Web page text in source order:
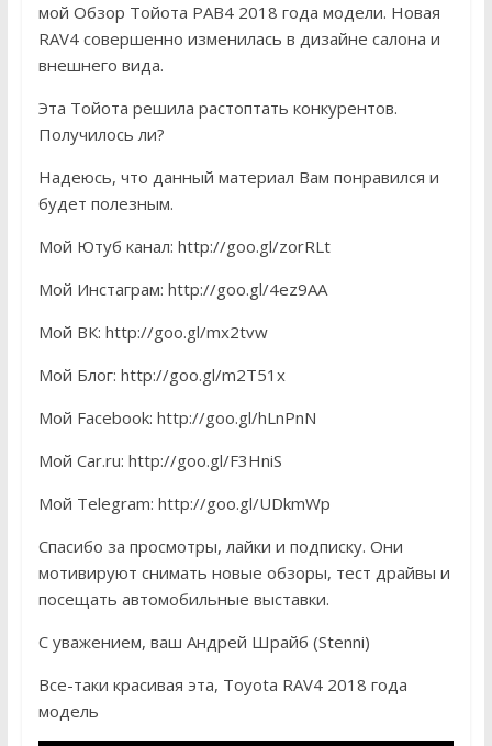
мой Обзор Тойота РАВ4 2018 года модели. Новая
RAV4 совершенно изменилась в дизайне салона и
внешнего вида.
Эта Тойота решила растоптать конкурентов.
Получилось ли?
Надеюсь, что данный материал Вам понравился и
будет полезным.
Мой Ютуб канал: http://goo.gl/zorRLt
Мой Инстаграм: http://goo.gl/4ez9AA
Мой ВК: http://goo.gl/mx2tvw
Мой Блог: http://goo.gl/m2T51x
Мой Facebook: http://goo.gl/hLnPnN
Мой Car.ru: http://goo.gl/F3HniS
Мой Telegram: http://goo.gl/UDkmWp
Спасибо за просмотры, лайки и подписку. Они
мотивируют снимать новые обзоры, тест драйвы и
посещать автомобильные выставки.
С уважением, ваш Андрей Шрайб (Stenni)
Все-таки красивая эта, Toyota RAV4 2018 года
модель